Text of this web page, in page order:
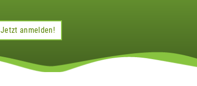
Jetzt anmelden!